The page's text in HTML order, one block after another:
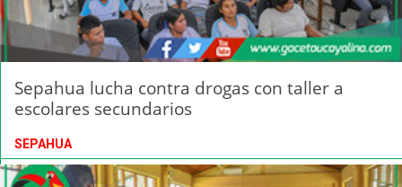
Sepahua lucha contra drogas con taller a
escolares secundarios
SEPAHUA